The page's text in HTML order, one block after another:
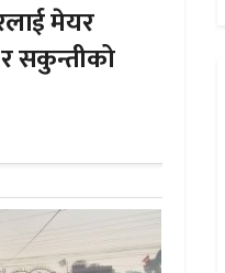
मेयर
सकुन्तीको